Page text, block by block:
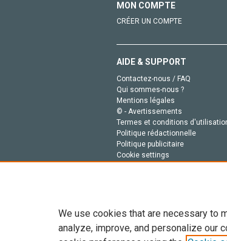
MON COMPTE
CRÉER UN COMPTE
AIDE & SUPPORT
Contactez-nous / FAQ
Qui sommes-nous ?
Mentions légales
© - Avertissements
Termes et conditions
Politique rédactionnelle
Politique publicitaire
Cookie settings
We use cookies that are necessary to
analyze, improve, and personalize our